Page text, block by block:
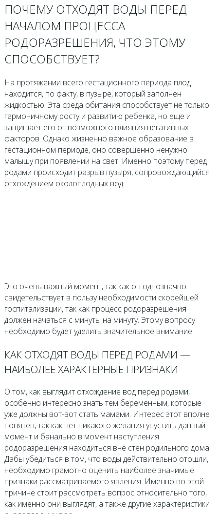
ПОЧЕМУ ОТХОДЯТ ВОДЫ ПЕРЕД
НАЧАЛОМ ПРОЦЕССА
РОДОРАЗРЕШЕНИЯ, ЧТО ЭТОМУ
СПОСОБСТВУЕТ?
На протяжении всего гестационного периода плод
находится, по факту, в пузыре, который заполнен
жидкостью. Эта среда обитания способствует не только
гармоничному росту и развитию ребенка, но еще и
защищает его от возможного влияния негативных
факторов. Однако жизненно важное образование в
гестационном периоде, оно совершенно ненужно
малышу при появлении на свет. Именно поэтому перед
родами происходит разрыв пузыря, сопровождающийся
отхождением околоплодных вод.
Это очень важный момент, так как он однозначно
свидетельствует в пользу необходимости скорейшей
госпитализации, так как процесс родоразрешения
должен начаться с минуты на минуту. Этому вопросу
необходимо будет уделить значительное внимание.
КАК ОТХОДЯТ ВОДЫ ПЕРЕД РОДАМИ —
НАИБОЛЕЕ ХАРАКТЕРНЫЕ ПРИЗНАКИ
О том, как выглядит отхождение вод перед родами,
особенно интересно знать тем беременным, которые
уже должны вот-вот стать мамами. Интерес этот вполне
понятен, так как нет никакого желания упустить данный
момент и банально в момент наступления
родоразрешения находиться вне стен родильного дома.
Дабы убедиться в том, что воды действительно отошли,
необходимо грамотно оценить наиболее значимые
признаки рассматриваемого явления. Именно по этой
причине стоит рассмотреть вопрос относительно того,
как именно они выглядят, а также другие характеристики